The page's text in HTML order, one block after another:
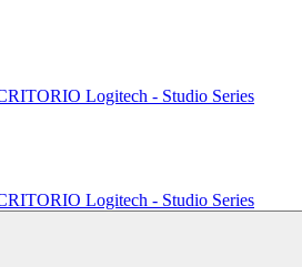
Logitech - Studio Series
Logitech - Studio Series